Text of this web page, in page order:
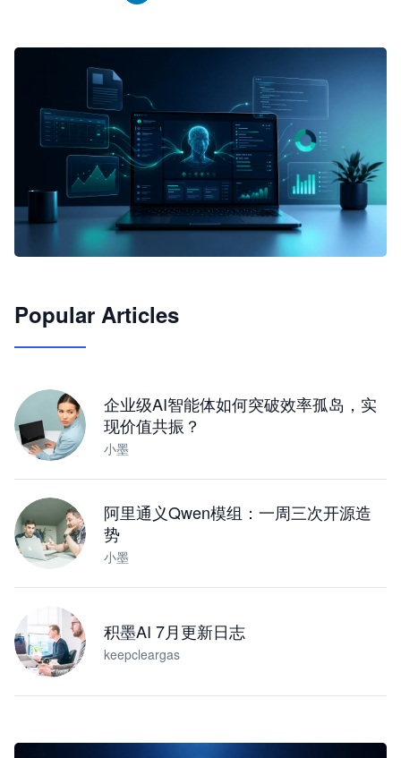
JimoClaw 桌面 AI Agent 工作台
Popular Articles
企业级AI智能体如何突破效率孤岛，实
现价值共振？
小墨
阿里通义Qwen模组：一周三次开源造
势
小墨
积墨AI 7月更新日志
keepcleargas